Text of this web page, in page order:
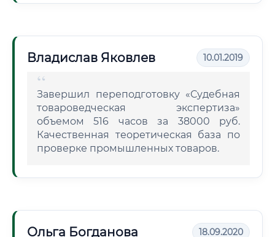
Владислав Яковлев 10.01.2019
Завершил переподготовку «Судебная
товароведческая экспертиза»
объемом 516 часов за 38000 руб.
Качественная теоретическая база по
проверке промышленных товаров.
Ольга Богданова 18.09.2020